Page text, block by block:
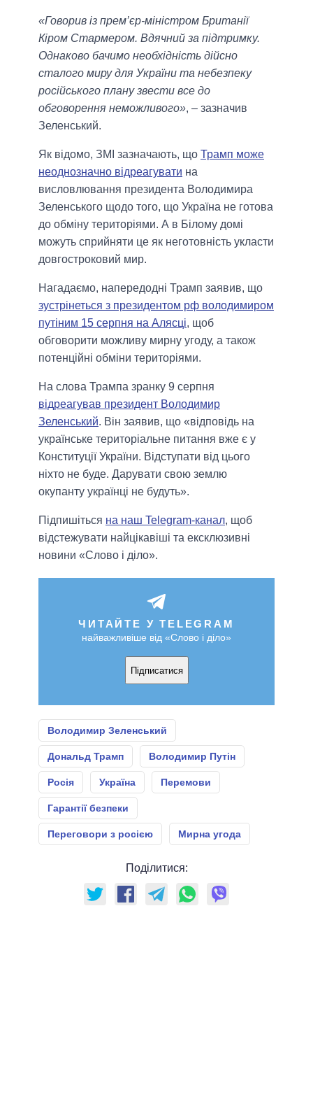
«Говорив із прем’єр-міністром Британії
Кіром Стармером. Вдячний за підтримку.
Однаково бачимо необхідність дійсно
сталого миру для України та небезпеку
російського плану звести все до
обговорення неможливого», – зазначив
Зеленський.
Як відомо, ЗМІ зазначають, що Трамп може
неоднозначно відреагувати на
висловлювання президента Володимира
Зеленського щодо того, що Україна не готова
до обміну територіями. А в Білому домі
можуть сприйняти це як неготовність укласти
довгостроковий мир.
Нагадаємо, напередодні Трамп заявив, що
зустрінеться з президентом рф володимиром
путіним 15 серпня на Алясці, щоб
обговорити можливу мирну угоду, а також
потенційні обміни територіями.
На слова Трампа зранку 9 серпня
відреагував президент Володимир
Зеленський. Він заявив, що «відповідь на
українське територіальне питання вже є у
Конституції України. Відступати від цього
ніхто не буде. Дарувати свою землю
окупанту українці не будуть».
Підпишіться на наш Telegram-канал, щоб
відстежувати найцікавіші та ексклюзивні
новини «Слово і діло».
ЧИТАЙТЕ У TELEGRAM
найважливіше від «Слово і діло»
Підписатися
Володимир Зеленський
Дональд Трамп Володимир Путін
Росія Україна Перемови
Гарантії безпеки
Переговори з росією Мирна угода
Поділитися: